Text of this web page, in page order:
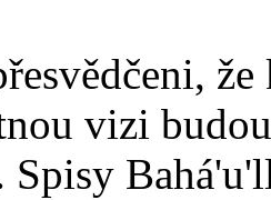
vizi
Spisy